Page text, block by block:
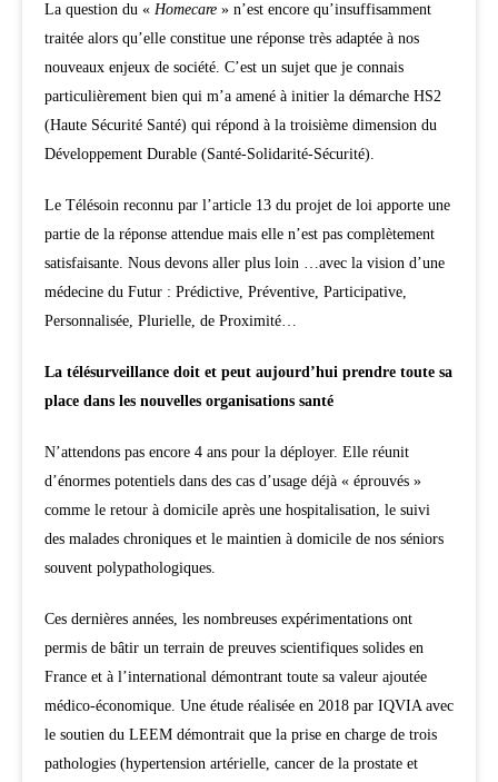
La question du « Homecare » n’est encore qu’insuffisamment
traitée alors qu’elle constitue une réponse très adaptée à nos
nouveaux enjeux de société. C’est un sujet que je connais
particulièrement bien qui m’a amené à initier la démarche HS2
(Haute Sécurité Santé) qui répond à la troisième dimension du
Développement Durable (Santé-Solidarité-Sécurité).
Le Télésoin reconnu par l’article 13 du projet de loi apporte une
partie de la réponse attendue mais elle n’est pas complètement
satisfaisante. Nous devons aller plus loin …avec la vision d’une
médecine du Futur : Prédictive, Préventive, Participative,
Personnalisée, Plurielle, de Proximité…
La télésurveillance doit et peut aujourd’hui prendre toute sa
place dans les nouvelles organisations santé
N’attendons pas encore 4 ans pour la déployer. Elle réunit
d’énormes potentiels dans des cas d’usage déjà « éprouvés »
comme le retour à domicile après une hospitalisation, le suivi
des malades chroniques et le maintien à domicile de nos séniors
souvent polypathologiques.
Ces dernières années, les nombreuses expérimentations ont
permis de bâtir un terrain de preuves scientifiques solides en
France et à l’international démontrant toute sa valeur ajoutée
médico-économique. Une étude réalisée en 2018 par IQVIA avec
le soutien du LEEM démontrait que la prise en charge de trois
pathologies (hypertension artérielle, cancer de la prostate et